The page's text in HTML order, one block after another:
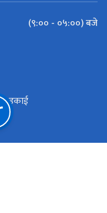
(९:०० - ०५:००) बजे
इकाई